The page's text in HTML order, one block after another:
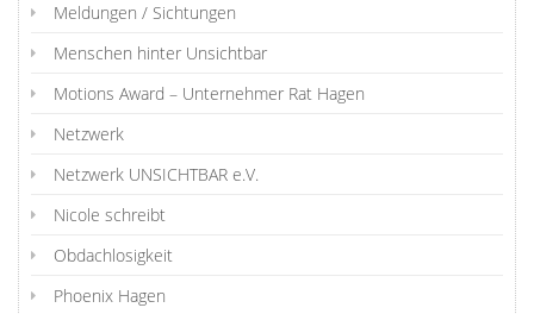
Meldungen / Sichtungen
Menschen hinter Unsichtbar
Motions Award – Unternehmer Rat Hagen
Netzwerk
Netzwerk UNSICHTBAR e.V.
Nicole schreibt
Obdachlosigkeit
Phoenix Hagen